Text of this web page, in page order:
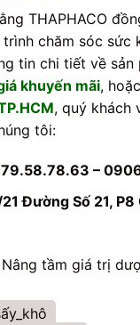
THAPHACO
trình chăm sóc sức
tin chi tiết về sản
khuyến mãi,
, quý khách
tôi:
–
Đường Số 21, P8
Nâng tầm giá trị